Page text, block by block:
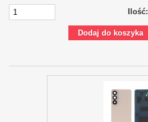
Ilość:
Dodaj do koszyka